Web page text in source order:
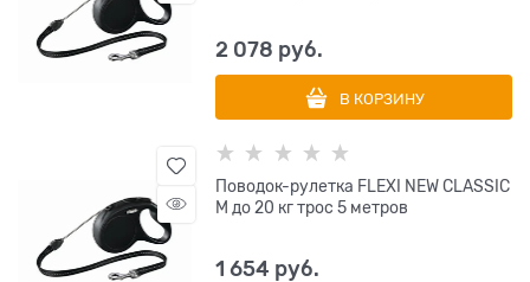
2 078 руб.
В КОРЗИНУ
Поводок-рулетка FLEXI NEW CLASSIC
M до 20 кг трос 5 метров
1 654 руб.